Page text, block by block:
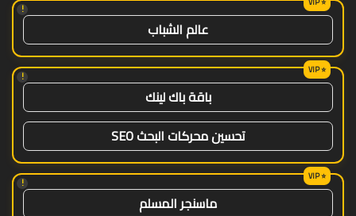
!
عالم الشباب
!
باقة باك لينك
تحسين محركات البحث SEO
!
ماسنجر المسلم